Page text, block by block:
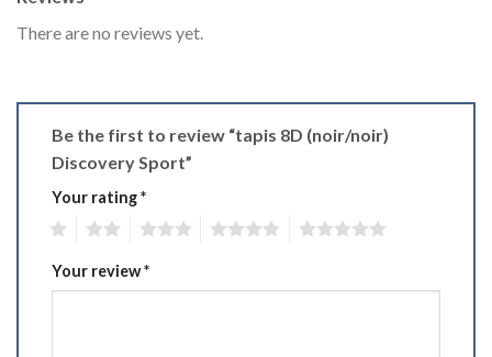
There are no reviews yet.
Be the first to review “tapis 8D (noir/noir)
Discovery Sport”
Your rating*
Your review*